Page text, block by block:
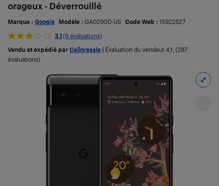
orageux - Déverrouillé
Marque : Google Modèle : GA02900-US Code Web : 15922527
3.1 (9 évaluations)
Vendu et expédié par Cellnresale Évaluation du vendeur 4,1; (287
évaluations)